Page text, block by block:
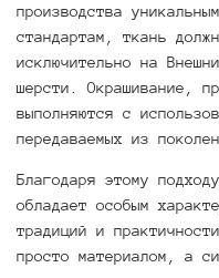
производства
стандартам, ткань
исключительно на
шерсти. Окрашивание,
выполняются с
передаваемых из
Благодаря этому
обладает особым
традиций и
просто материалом, а